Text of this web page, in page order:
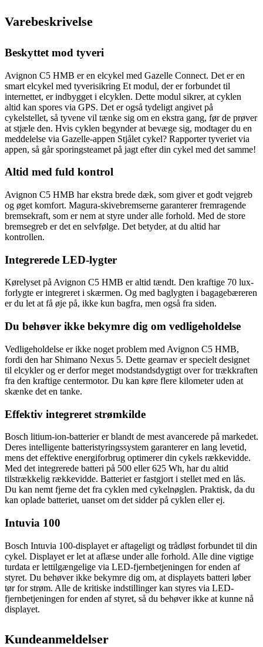
Varebeskrivelse
Beskyttet mod tyveri
Avignon C5 HMB er en elcykel med Gazelle Connect. Det er en
smart elcykel med tyverisikring Et modul, der er forbundet til
internettet, er indbygget i elcyklen. Dette modul sikrer, at cyklen
altid kan spores via GPS. Det er også tydeligt angivet på
cykelstellet, så tyvene vil tænke sig om en ekstra gang, før de prøver
at stjæle den. Hvis cyklen begynder at bevæge sig, modtager du en
meddelelse via Gazelle-appen Stjålet cykel? Rapporter tyveriet via
appen, så går sporingsteamet på jagt efter din cykel med det samme!
Altid med fuld kontrol
Avignon C5 HMB har ekstra brede dæk, som giver et godt vejgreb
og øget komfort. Magura-skivebremserne garanterer fremragende
bremsekraft, som er nem at styre under alle forhold. Med de store
bremsegreb er det en selvfølge. Det betyder, at du altid har
kontrollen.
Integrerede LED-lygter
Kørelyset på Avignon C5 HMB er altid tændt. Den kraftige 70 lux-
forlygte er integreret i skærmen. Og med baglygten i bagagebæreren
er du let at få øje på, ikke kun bagfra, men også fra siden.
Du behøver ikke bekymre dig om vedligeholdelse
Vedligeholdelse er ikke noget problem med Avignon C5 HMB,
fordi den har Shimano Nexus 5. Dette gearnav er specielt designet
til elcykler og er derfor meget modstandsdygtigt over for trækkraften
fra den kraftige centermotor. Du kan køre flere kilometer uden at
skænke det en tanke.
Effektiv integreret strømkilde
Bosch litium-ion-batterier er blandt de mest avancerede på markedet.
Deres intelligente batteristyringssystem garanterer en lang levetid,
mens det effektive energiforbrug optimerer din cykels rækkevidde.
Med det integrerede batteri på 500 eller 625 Wh, har du altid
tilstrækkelig rækkevidde. Batteriet er fastgjort i stellet med en lås.
Du kan nemt fjerne det fra cyklen med cykelnøglen. Praktisk, da du
kan oplade batteriet, uanset om det sidder på cyklen eller ej.
Intuvia 100
Bosch Intuvia 100-displayet er aftageligt og trådløst forbundet til din
cykel. Displayet er let at aflæse under alle forhold. Alle dine vigtige
turdata er lettilgængelige via LED-fjernbetjeningen for enden af
styret. Du behøver ikke bekymre dig om, at displayets batteri løber
tør for strøm. Alle de kritiske indstillinger kan styres via LED-
fjernbetjeningen for enden af styret, så du behøver ikke at kunne nå
displayet.
Kundeanmeldelser